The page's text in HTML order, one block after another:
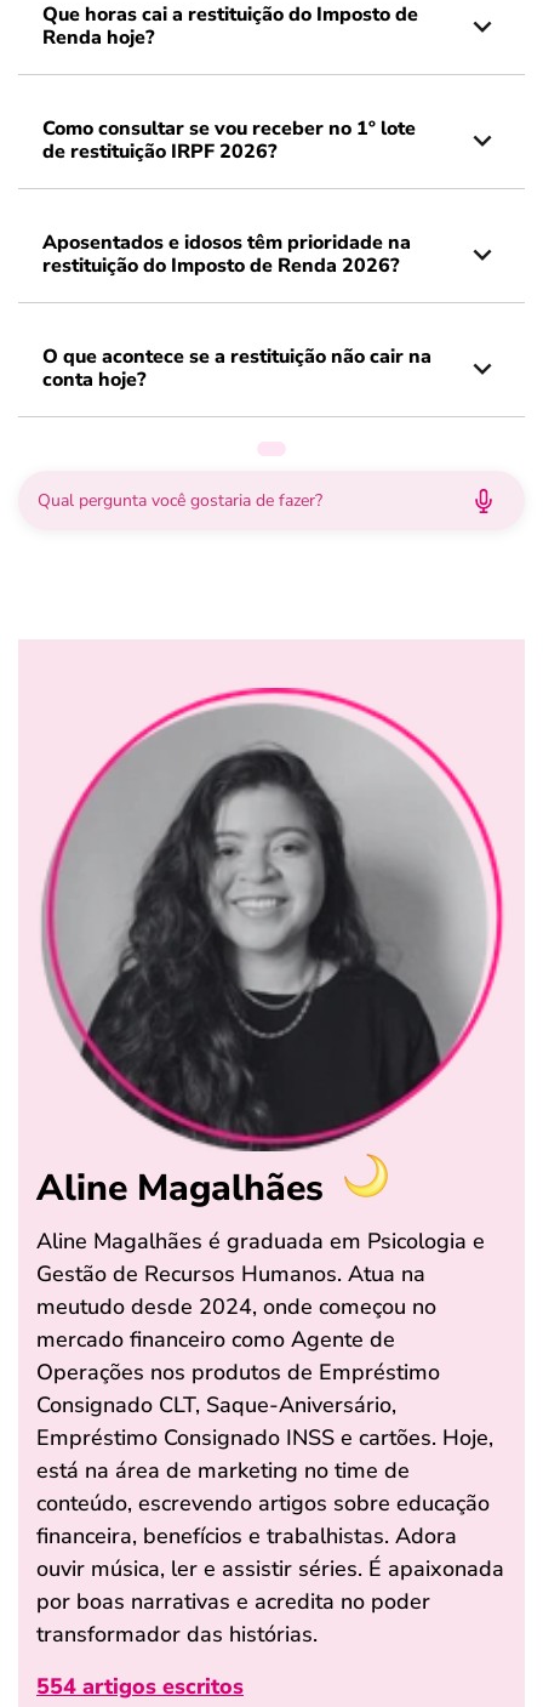
Que horas cai a restituição do Imposto de
Renda hoje?
Como consultar se vou receber no 1º lote
de restituição IRPF 2026?
Aposentados e idosos têm prioridade na
restituição do Imposto de Renda 2026?
O que acontece se a restituição não cair na
conta hoje?
Aline Magalhães
Aline Magalhães é graduada em Psicologia e
Gestão de Recursos Humanos. Atua na
meutudo desde 2024, onde começou no
mercado financeiro como Agente de
Operações nos produtos de Empréstimo
Consignado CLT, Saque-Aniversário,
Empréstimo Consignado INSS e cartões. Hoje,
está na área de marketing no time de
conteúdo, escrevendo artigos sobre educação
financeira, benefícios e trabalhistas. Adora
ouvir música, ler e assistir séries. É apaixonada
por boas narrativas e acredita no poder
transformador das histórias.
554 artigos escritos